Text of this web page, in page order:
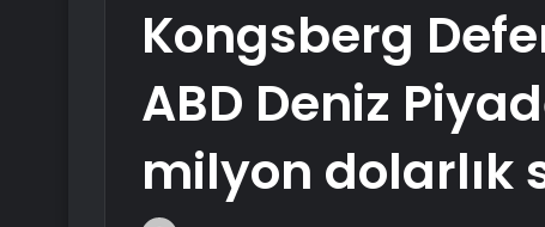
Kongsberg
ABD Deniz
milyon dolarlık